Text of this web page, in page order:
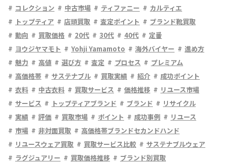
コレクション
中古市場 ティファニー
カルティエ
トップティア
店頭買取 査定ポイント
ブランド靴買取
動向
買取価格 20代 30代 40代
定番
ヨウジヤマモト
Yohji Yamamoto 海外バイヤー
進め方
魅力
高値 選び方 査定 プロセス
プレミアム
高価格帯
サステナブル 買取実績 紹介
成功ポイント
衣料
中古衣料 買取サービス 価格推移
リユース市場
サービス
トップティアブランド ブランド
リサイクル
実績
評価 買取市場 ポイント 成功事例
リユース
市場
非対面買取
高価格帯ブランドセカンドハンド
リユースウェア買取
買取サービス比較
サステナブルウェア
ラグジュアリー
買取価格推移
ブランド別買取